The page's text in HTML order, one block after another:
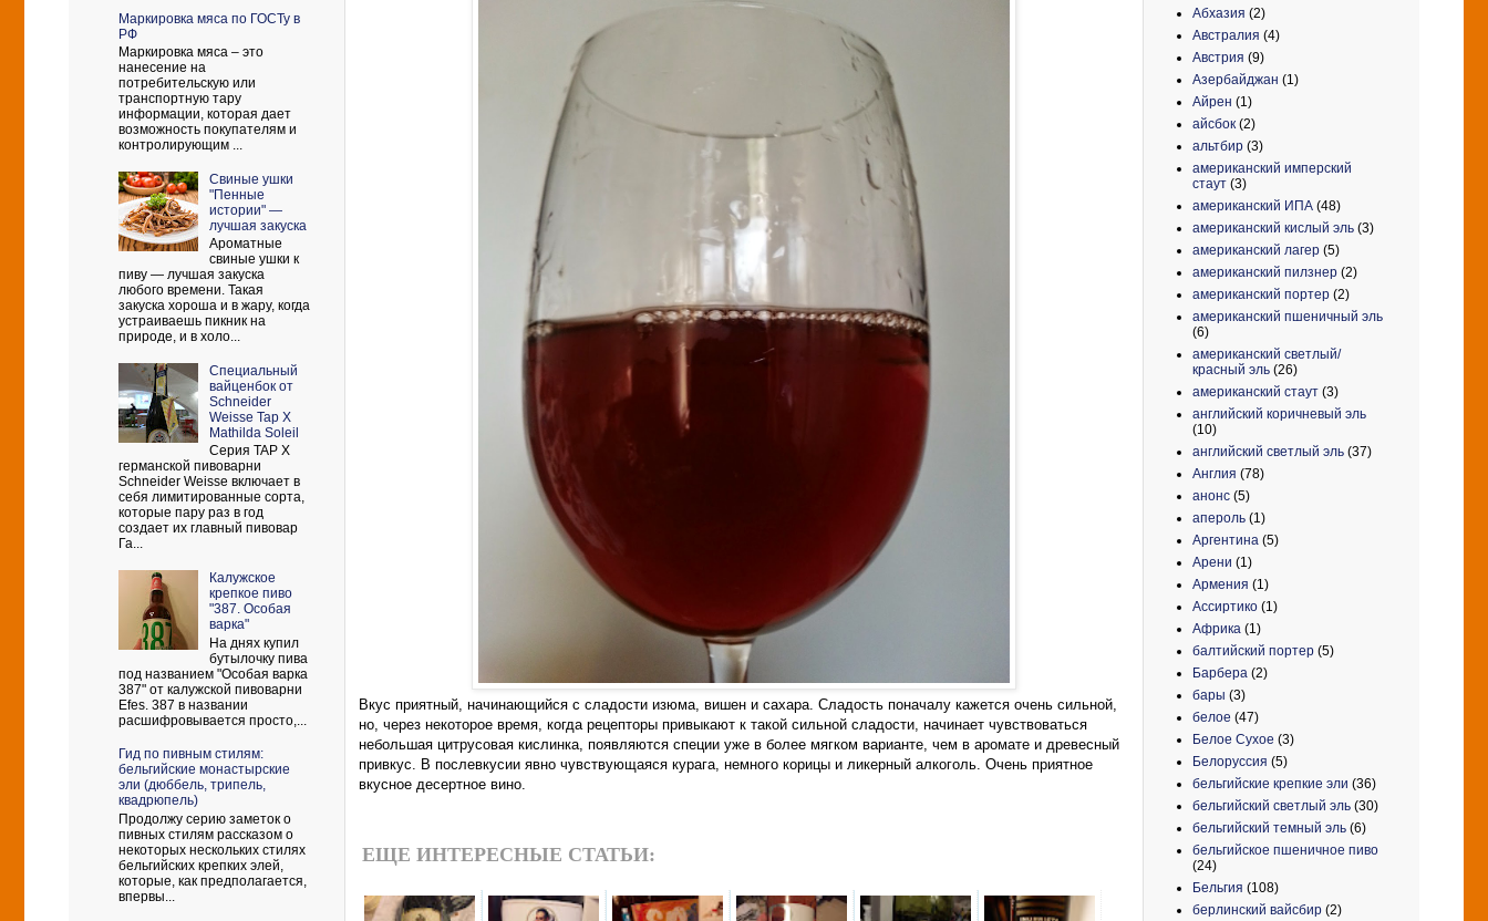
Вкус приятный, начинающийся с сладости изюма, вишен и сахара. Сладость поначалу кажется очень сильной,
но, через некоторое время, когда рецепторы привыкают к такой сильной сладости, начинает чувствоваться
небольшая цитрусовая кислинка, появляются специи уже в более мягком варианте, чем в аромате и древесный
привкус. В послевкусии явно чувствующаяся курага, немного корицы и ликерный алкоголь. Очень приятное
вкусное десертное вино.
ЕЩЕ ИНТЕРЕСНЫЕ СТАТЬИ:
Маркировка мяса по ГОСТу в
РФ
Маркировка мяса – это
нанесение на
потребительскую или
транспортную тару
информации, которая дает
возможность покупателям и
контролирующим ...
Свиные ушки
"Пенные
истории" —
лучшая закуска
Ароматные
свиные ушки к
пиву — лучшая закуска
любого времени. Такая
закуска хороша и в жару, когда
устраиваешь пикник на
природе, и в холо...
Cпециальный
вайценбок от
Schneider
Weisse Tap X
Mathilda Soleil
Серия TAP X
германской пивоварни
Schneider Weisse включает в
себя лимитированные сорта,
которые пару раз в год
создает их главный пивовар
Га...
Калужское
крепкое пиво
"387. Особая
варка"
На днях купил
бутылочку пива
под названием "Особая варка
387" от калужской пивоварни
Efes. 387 в названии
расшифровывается просто,...
Гид по пивным стилям:
бельгийские монастырские
эли (дюббель, трипель,
квадрюпель)
Продолжу серию заметок о
пивных стилям рассказом о
некоторых нескольких стилях
бельгийских крепких элей,
которые, как предполагается,
впервы...
Абхазия (2)
Австралия (4)
Австрия (9)
Азербайджан (1)
Айрен (1)
айсбок (2)
альтбир (3)
американский имперский
стаут (3)
американский ИПА (48)
американский кислый эль (3)
американский лагер (5)
американский пилзнер (2)
американский портер (2)
американский пшеничный эль
(6)
американский светлый/
красный эль (26)
американский стаут (3)
английский коричневый эль
(10)
английский светлый эль (37)
Англия (78)
анонс (5)
апероль (1)
Аргентина (5)
Арени (1)
Армения (1)
Ассиртико (1)
Африка (1)
балтийский портер (5)
Барбера (2)
бары (3)
белое (47)
Белое Сухое (3)
Белоруссия (5)
бельгийские крепкие эли (36)
бельгийский светлый эль (30)
бельгийский темный эль (6)
бельгийское пшеничное пиво
(24)
Бельгия (108)
берлинский вайсбир (2)